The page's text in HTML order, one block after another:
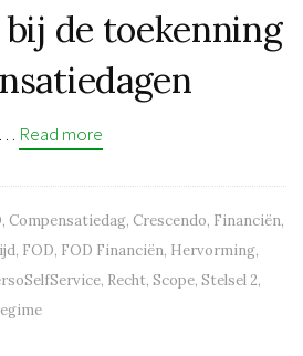
de toekenning
Read more
, Compensatiedag, Crescendo, Financiën,
, FOD, FOD Financiën, Hervorming,
, Recht, Scope, Stelsel 2,